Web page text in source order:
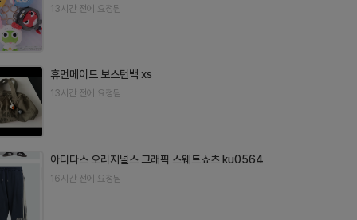
13시간 전에 요청됨
휴먼메이드 보스턴백 xs
13시간 전에 요청됨
아디다스 오리지널스 그래픽 스웨트쇼츠 ku0564
16시간 전에 요청됨